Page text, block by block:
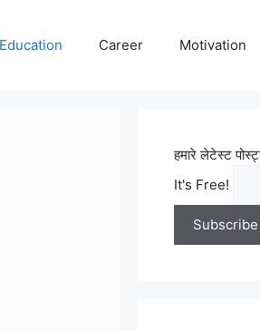
Education Career Motivation
हमारे लेटेस्ट
It's Free!